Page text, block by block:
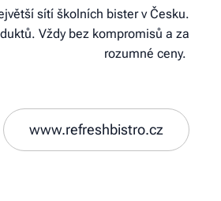
sítí školních bister v Česku.
Vždy bez kompromisů a za
rozumné ceny.
www.refreshbistro.cz